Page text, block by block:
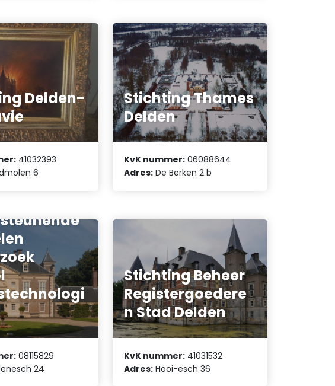
Delden-
41032393
6
Stichting Thames
Delden
KvK nummer: 06088644
Adres: De Berken 2 b
08115829
24
Stichting Beheer
Registergoedere
n Stad Delden
KvK nummer: 41031532
Adres: Hooi-esch 36